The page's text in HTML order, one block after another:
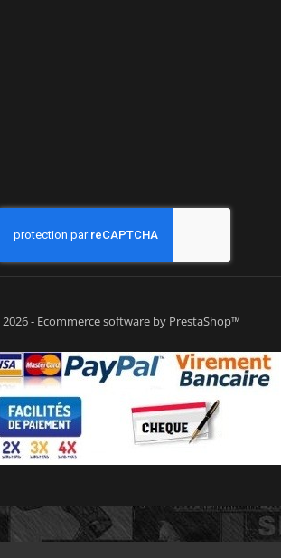
- Ecommerce software by PrestaShop™